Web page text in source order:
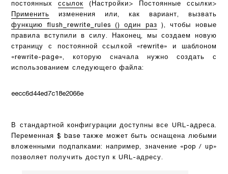
постоянныхссылок
(Настройки> Постоянные ссылки>
Применить
изменения или, как вариант, вызвать
функцию flush_rewrite_rules () один раз ), чтобы новые
правила вступили в силу. Наконец, мы создаем новую
страницу с постоянной ссылкой «rewrite» и шаблоном
«rewrite-page», которую сначала нужно создать с
использованием следующего файла:
eecc6d44ed7c18e2066e
В стандартной конфигурации доступны все URL-адреса.
Переменная $ base также может быть оснащена любыми
вложенными подпапками: например, значение «pop / up»
позволяет получить доступ к URL-адресу.